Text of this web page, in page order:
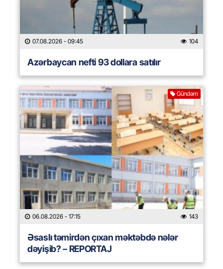
07.08.2026 - 09:45 104
Azərbaycan nefti 93 dollara satılır
Gündəm
06.08.2026 - 17:15 143
Əsaslı təmirdən çıxan məktəbdə nələr
dəyişib? – REPORTAJ